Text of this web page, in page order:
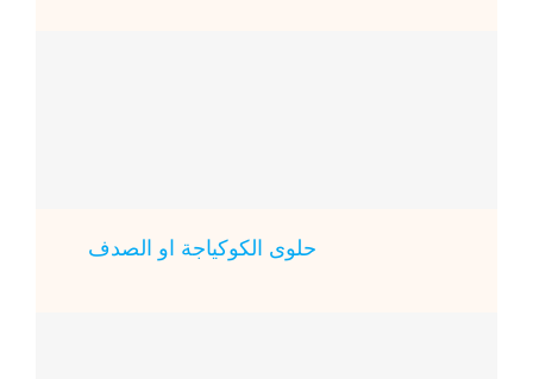
حلوى الكوكياجة او الصدف